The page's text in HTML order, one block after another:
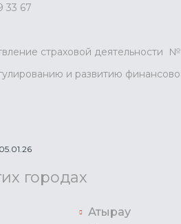
33 67
страховой деятельности №
и развитию
городах
Атырау